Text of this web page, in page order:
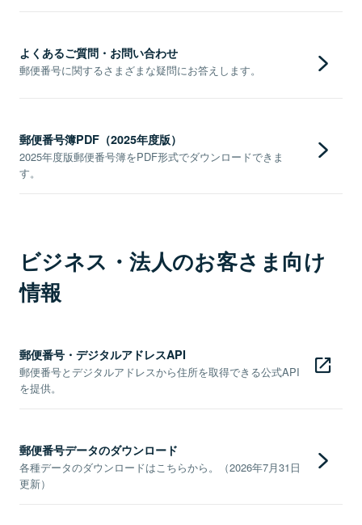
よくあるご質問・お問い合わせ
郵便番号に関するさまざまな疑問にお答えします。
郵便番号簿PDF（2025年度版）
2025年度版郵便番号簿をPDF形式でダウンロードできま
す。
ビジネス・法人のお客さま向け
情報
郵便番号・デジタルアドレスAPI
郵便番号とデジタルアドレスから住所を取得できる公式API
を提供。
郵便番号データのダウンロード
各種データのダウンロードはこちらから。（2026年7月31日
更新）